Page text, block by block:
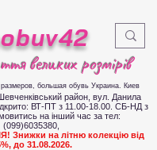
великих розмірів
, большая обувь Украина. Киев
район, вул. Данила
ВТ-ПТ з 11.00-18.00 . СБ-НД з
на інший час за тел:
(099)6035380
Знижки на літню колекцію від
до 31.08.2026.